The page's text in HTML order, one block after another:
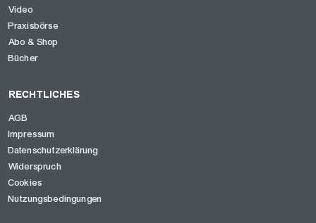
Video
Praxisbörse
Abo & Shop
Bücher
RECHTLICHES
AGB
Impressum
Datenschutzerklärung
Widerspruch
Cookies
Nutzungsbedingungen